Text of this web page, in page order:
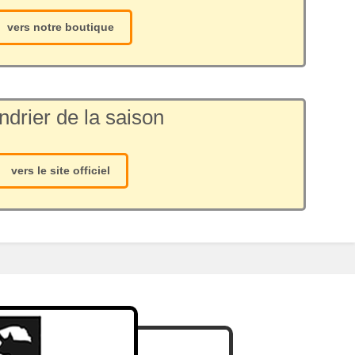
vers notre boutique
de la saison
vers le site officiel